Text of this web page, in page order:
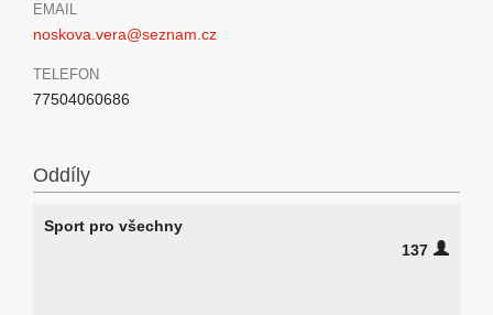
EMAIL
noskova.vera@seznam.cz
TELEFON
77504060686
Oddíly
Sport pro všechny
137